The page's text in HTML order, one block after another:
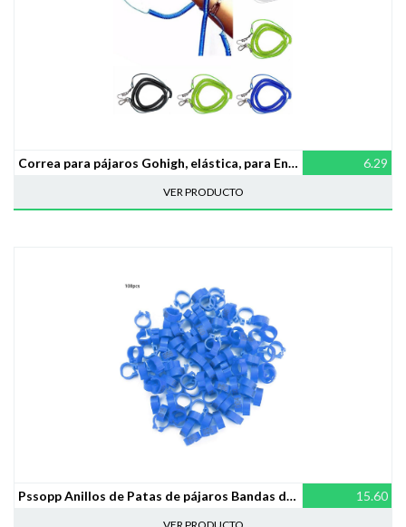
Correa para pájaros Gohigh, elástica, para Entrenamiento, para periquitos, cacatúas, Starling Budgie 6.29
VER PRODUCTO
Pssopp Anillos de Patas de pájaros Bandas de Patas de pájaros Anillos de Patas de Aves de Corral de plástico Anillos de Clip numerados de Paloma Anillos de Patas de 8 mm para Aves (Azul) 15.60